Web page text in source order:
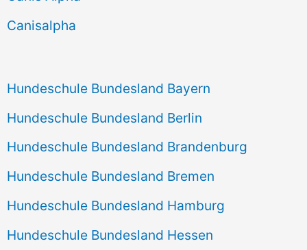
h
Canisalpha
Hundeschule Bundesland Bayern
Hundeschule Bundesland Berlin
Hundeschule Bundesland Brandenburg
Hundeschule Bundesland Bremen
Hundeschule Bundesland Hamburg
Hundeschule Bundesland Hessen